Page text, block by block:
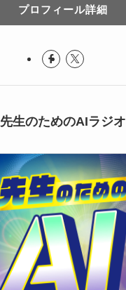
プロフィール詳細
先生のためのAIラジオ